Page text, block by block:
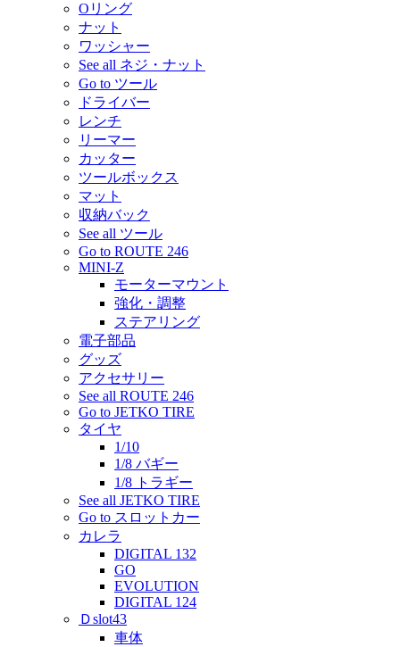
Oリング
ナット
ワッシャー
See all ネジ・ナット
Go to ツール
ドライバー
レンチ
リーマー
カッター
ツールボックス
マット
収納バック
See all ツール
Go to ROUTE 246
MINI-Z
モーターマウント
強化・調整
ステアリング
電子部品
グッズ
アクセサリー
See all ROUTE 246
Go to JETKO TIRE
タイヤ
1/10
1/8 バギー
1/8 トラギー
See all JETKO TIRE
Go to スロットカー
カレラ
DIGITAL 132
GO
EVOLUTION
DIGITAL 124
Ｄslot43
車体